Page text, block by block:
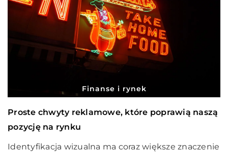
Finanse i rynek
Proste chwyty reklamowe, które poprawią naszą
pozycję na rynku
Identyfikacja wizualna ma coraz większe znaczenie